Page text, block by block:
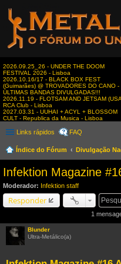
2026.09.25_26 - UNDER THE DOOM
FESTIVAL 2026 - Lisboa
2026.10.16/17 - BLACK BOX FEST
(Guimarães) @ TROVADORES DO CANO -
ÚLTIMAS BANDAS DIVULGADAS!!!
2026.11.19 - FLOTSAM AND JETSAM
RCA Club - Lisboa
2027.03.31 - UUHAI + ACYL + BLOSSOM
CULT - Republica da Musica - Lisboa
Links rápidos FAQ
Índice do Fórum Divulgação
Infektion Magazine
Moderador: Infektion staff
Responder
1
Blunder
Ultra-Metálico(a)